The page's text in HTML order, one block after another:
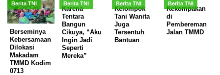
Berita TNI
Berseminya
Kebersamaan
Dilokasi
Makadam
TMMD Kodim
0713
Berita TNI
Karena
Tentara
Bangun
Cikuya, “Aku
Ingin Jadi
Seperti
Mereka”
Berita TNI
Kelompok
Tani Wanita
Juga
Tersentuh
Bantuan
Berita TNI
Kekompakan
di
Pembereman
Jalan TMMD